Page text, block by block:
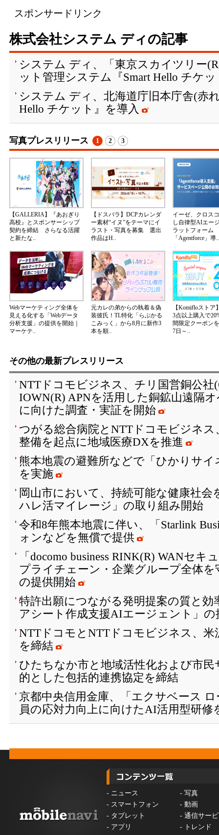
スポンサードリンク
株式会社システム ディの記事
システム ディ、「東京スカイツリー
ット管理システム『Smart Hello チケ
システム ディ、北海道庁旧本庁舎(赤
Hello チケット』を導入
写真プレスリリース 1 2 3
【GALLERIA】『あおぎり
高校』とスポンサーシップ
契約を締結 さらなる活躍
と新たな..
【ドスパラ】DCPカレンダ
ー素材“イヌ”をテーマにイ
ラスト・写真を募集 選出
作品はH..
イーゼ、クロス
し自律型AIエー
ラットフォーム
「Agentforce」導..
Webマーケティング全体を
見える化する「Webデータ
分析支援」の提供を開始｜
マーケテ..
元カレの弟からの執着＆偽
装彼氏！TL特化「らぶかる
こみっく」から8月に新作3
本を順..
【Komifloストア
3点以上購入で
間限定クーポン
7日～..
その他の最新プレスリリース
NTTドコモビジネス、チリ国営銅公社
IOWN(R) APNを活用した銅鉱山遠隔
に向けた調査・実証を開始
つがる総合病院とNTTドコモビジネ
整備を起点に地域医療DXを推進
熊本地震の避難所などで「ひかりサ
を実施
岡山市において、持続可能な健康社
ハレ活マイレージ」の取り組み開始
令和8年熊本地震に伴い、「Starlink
ォンなどを無償で提供
「docomo business RINK(R) WANセ
プライチェーン・企業グループ全体を
の提供開始
特許出願につながる発明提案の質と効
アシート作成支援AIエージェント」の
NTTドコモとNTTドコモビジネス、米
を締結
ひたちなか市と地域活性化および市
的とした包括的連携協定を締結
京都中央信用金庫、「エクサベース
員の応対力向上に向けたAI活用型研修
- ニュース - 写真
- スマートフォン - 動画
- タブレット - 通信サー
- アプリ -
トレンド